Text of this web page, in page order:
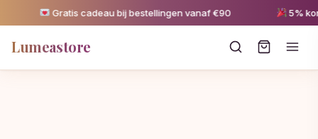
Gratis cadeau bij bestellingen vanaf €90 5%
Lumeastore